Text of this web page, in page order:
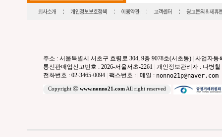
주소 : 서울특별시 서초구 효령로 304, 9층 9078호(서초동) 사업자등
통신판매업신고번호 : 2026-서울서초-2261 개인정보관리자 : 나병철
전화번호 : 02-3465-0094 팩스번호 : 메일 : nonno21p@naver.com
Copyright ⓒ www.nonno21.comAll right reserved